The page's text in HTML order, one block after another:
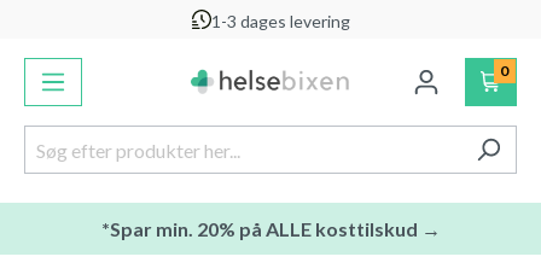
1-3 dages levering
0
*Spar min. 20% på ALLE kosttilskud →